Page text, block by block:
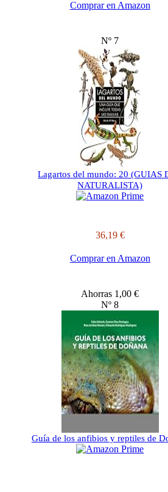
Comprar en Amazon
Nº 7
Lagartos del mundo: 20 (GUIAS
NATURALISTA)
36,19 €
Comprar en Amazon
Ahorras 1,00 €
Nº 8
Guía de los anfibios y reptiles de